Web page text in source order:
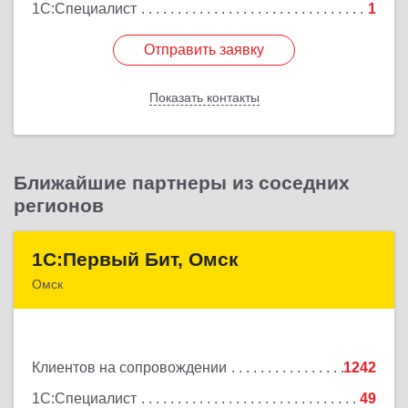
1С:Специалист
1
Отправить заявку
Показать контакты
Отправить заявку
Назад
Ближайшие партнеры из соседних
регионов
1С:Первый Бит, Омск
Омск
Клиентов на сопровождении
1242
1С:Специалист
49
1С:Первый Бит, Омск
Подробнее